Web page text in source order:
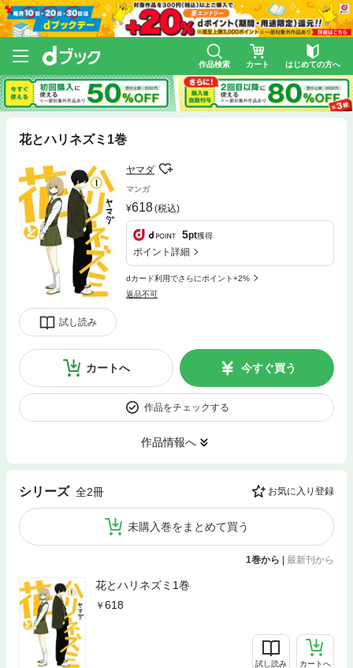
作品検索 カート はじめての方へ
花とハリネズミ1巻
試し読み
ヤマダ
マンガ
618(税込)
5pt獲得
ポイント詳細
dカード利用でさらにポイント+2%
返品不可
カートへ 今すぐ買う
作品をチェックする
作品情報へ
シリーズ 全2冊 お気に入り登録
未購入巻をまとめて買う
1巻から | 最新刊から
花とハリネズミ1巻
618
試し読み カートへ